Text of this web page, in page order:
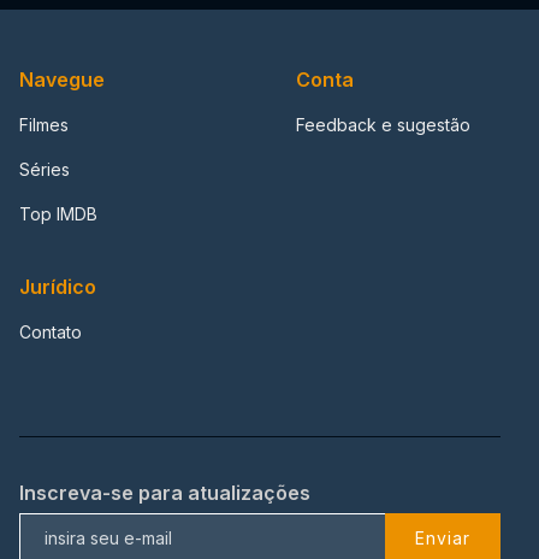
Navegue
Filmes
Séries
Top IMDB
Conta
Feedback e sugestão
Jurídico
Contato
Inscreva-se para atualizações
Enviar